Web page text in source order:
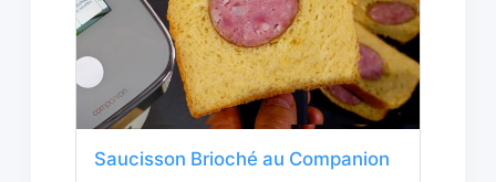
Saucisson Brioché au Companion